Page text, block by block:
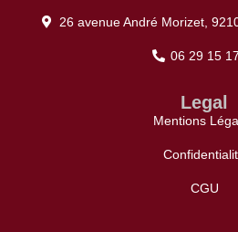
26 avenue André Morizet,
06 29 15
Legal
Mentions
CGU